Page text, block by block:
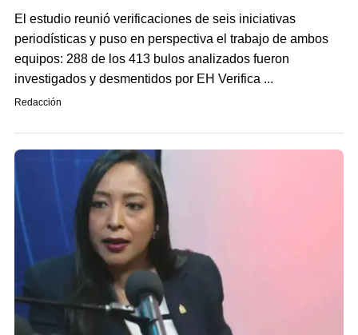
El estudio reunió verificaciones de seis iniciativas
periodísticas y puso en perspectiva el trabajo de ambos
equipos: 288 de los 413 bulos analizados fueron
investigados y desmentidos por EH Verifica ...
Redacción